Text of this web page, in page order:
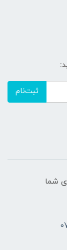
ثبت‌نام
شما